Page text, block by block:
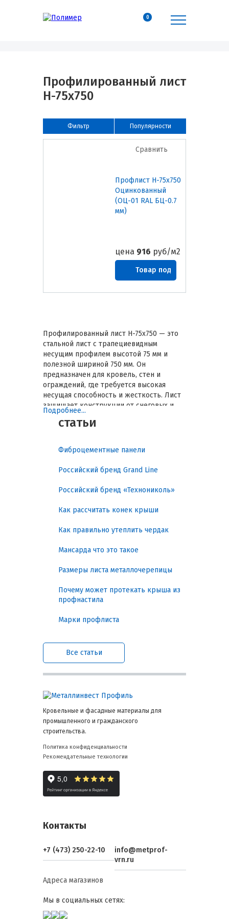
0
Профилированный лист
Н-75х750
Популярности
Фильтр
Сравнить
Профлист Н-75х750
Оцинкованный
(ОЦ-01 RAL БЦ-0.7
мм)
цена 916 руб/м2
Товар под
заказ
Профилированный лист Н-75х750 — это
стальной лист с трапециевидным
несущим профилем высотой 75 мм и
полезной шириной 750 мм. Он
предназначен для кровель, стен и
ограждений, где требуется высокая
несущая способность и жесткость. Лист
защищает конструкции от снеговых и
ветровых нагрузок, атмосферного
воздействия и механических
службы. Правильный выбор листа
Н-75х750 снижает эксплуатационные
затраты и упрощает монтаж, особенно на
объектах с крупными пролетами. В этом
классификация, ключевые параметры,
монтажукровельного материала.
Высокая жесткость и
надежность конструкции
Профилированный лист Н-75х750 решает
сразу несколько задач:
Максимальная несущая
мм обеспечивает минимальный
прогиб и вибрацию листов, что
важно для больших кровель и
стеновых конструкций.
оцинкованная или полимерная
поверхность предотвращает
ржавление и повреждения под
действием атмосферных осадков.
Долговечность и минимальное
обслуживание: лист выдерживает
ветровые нагрузки, гарантируя
эксплуатацию более 25 лет.
крупными пролетами, снижает
Снижение эксплуатационных
расходов: высокая жесткость и
защита от коррозии сокращают
обслуживания.
Сравнение с профилями Н-60 и
Подробнее...
статьи
Фиброцементные панели
Российский бренд Grand Line
Российский бренд «Технониколь»
Как рассчитать конек крыши
Как правильно утеплить чердак
Мансарда что это такое
Размеры листа металлочерепицы
Почему может протекать крыша из
профнастила
Марки профлиста
Все статьи
Кровельные и фасадные материалы для
промышленного и гражданского
строительства.
Политика конфиденциальности
Рекомендательные технологии
Контакты
+7 (473) 250-22-10
info@metprof-
vrn.ru
Адреса магазинов
Мы в социальных сетях: